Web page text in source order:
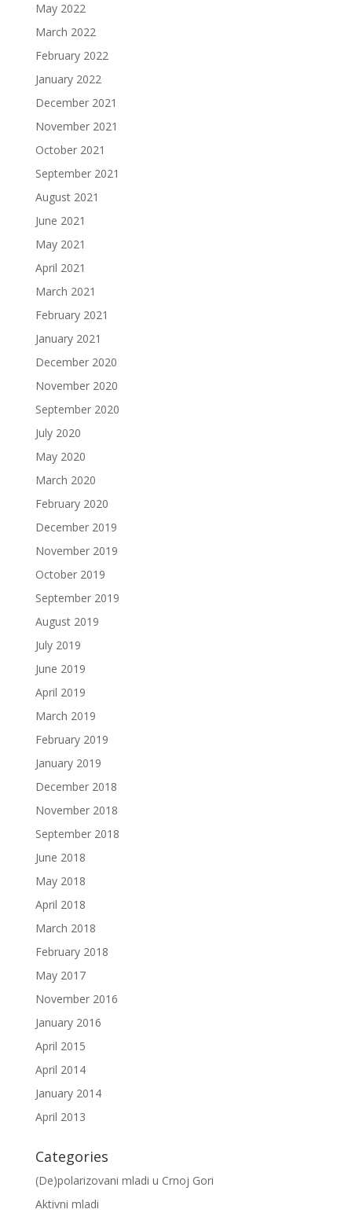
May 2022
March 2022
February 2022
January 2022
December 2021
November 2021
October 2021
September 2021
August 2021
June 2021
May 2021
April 2021
March 2021
February 2021
January 2021
December 2020
November 2020
September 2020
July 2020
May 2020
March 2020
February 2020
December 2019
November 2019
October 2019
September 2019
August 2019
July 2019
June 2019
April 2019
March 2019
February 2019
January 2019
December 2018
November 2018
September 2018
June 2018
May 2018
April 2018
March 2018
February 2018
May 2017
November 2016
January 2016
April 2015
April 2014
January 2014
April 2013
Categories
(De)polarizovani mladi u Crnoj Gori
Aktivni mladi